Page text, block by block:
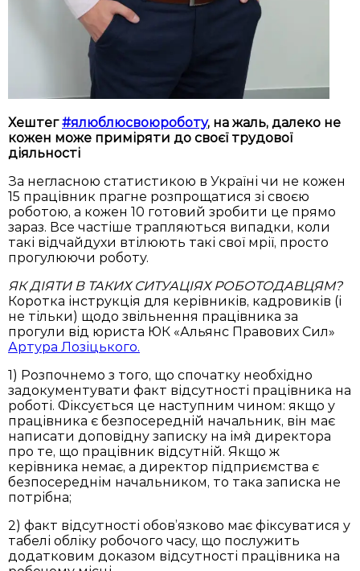
Хештег#ялюблюсвоюроботу, на жаль, далеко не
кожен може приміряти до своєї трудової
діяльності
За негласною статистикою в Україні чи не кожен
15 працівник прагне розпрощатися зі своєю
роботою, а кожен 10 готовий зробити це прямо
зараз. Все частіше трапляються випадки, коли
такі відчайдухи втілюють такі свої мрії, просто
прогулюючи роботу.
ЯК ДІЯТИ В ТАКИХ СИТУАЦІЯХ РОБОТОДАВЦЯМ?
Коротка інструкція для керівників, кадровиків (і
не тільки) щодо звільнення працівника за
прогули від юриста ЮК «Альянс Правових Сил»
Артура Лозіцького.
1) Розпочнемо з того, що спочатку необхідно
задокументувати факт відсутності працівника на
роботі. Фіксується це наступним чином: якщо у
працівника є безпосередній начальник, він має
написати доповідну записку на ім`я директора
про те, що працівник відсутній. Якщо ж
керівника немає, а директор підприємства є
безпосереднім начальником, то така записка не
потрібна;
2) факт відсутності обов’язково має фіксуватися у
табелі обліку робочого часу, що послужить
додатковим доказом відсутності працівника на